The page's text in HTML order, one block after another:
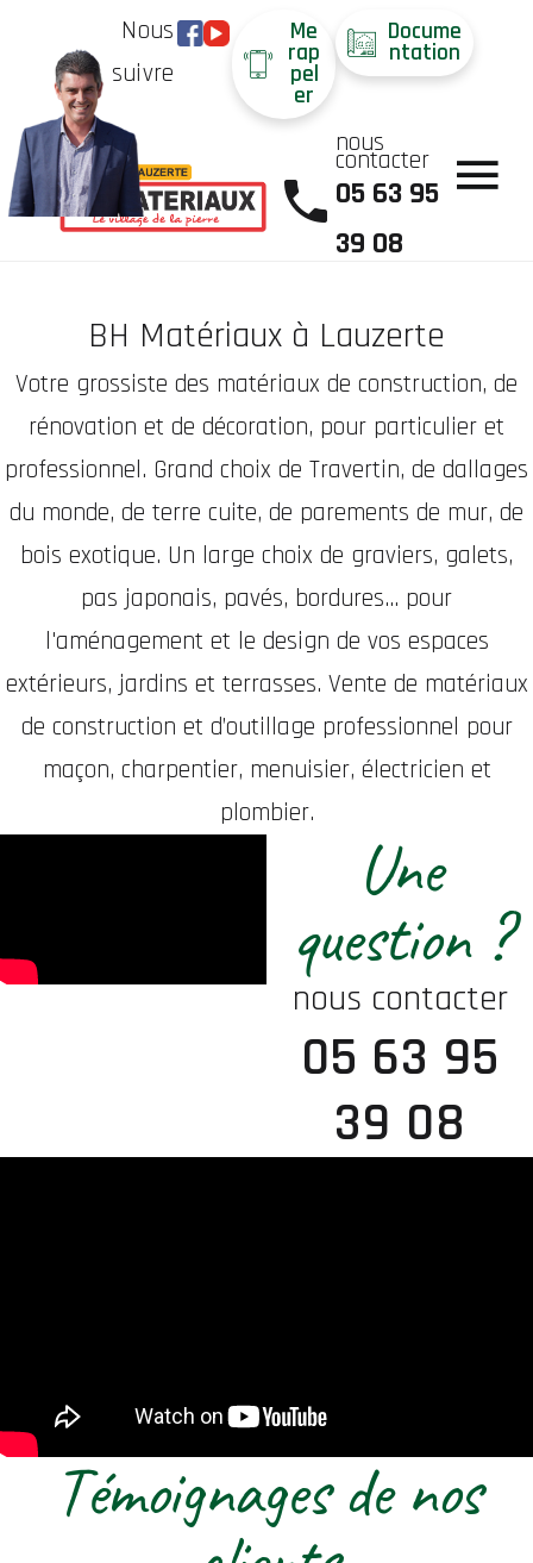
Nous
suivre
Me
rap
pel
er
Docume
ntation
nous
contacter
05 63 95
39 08
BH Matériaux à Lauzerte
Votre grossiste des matériaux de construction, de
rénovation et de décoration, pour particulier et
professionnel. Grand choix de Travertin, de dallages
du monde, de terre cuite, de parements de mur, de
bois exotique. Un large choix de graviers, galets,
pas japonais, pavés, bordures... pour
l'aménagement et le design de vos espaces
extérieurs, jardins et terrasses. Vente de matériaux
de construction et d’outillage professionnel pour
maçon, charpentier, menuisier, électricien et
plombier.
Une
question ?
nous contacter
05 63 95
39 08
Témoignages de nos